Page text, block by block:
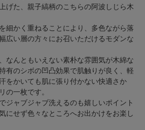
げた、親子縞柄のこちらの阿波しじら木
細かく重ねることにより、多色ながら落
広い層の方々にお召いただけるモダンな
なんともいえない素朴な雰囲気が木綿な
有のシボの凹凸効果で肌触りが良く、軽
をかいても肌に張り付かない快適さか
の一枚です。
ジャブジャブ洗えるのも嬉しいポイント
にせず色々なところへお出かけをお楽し